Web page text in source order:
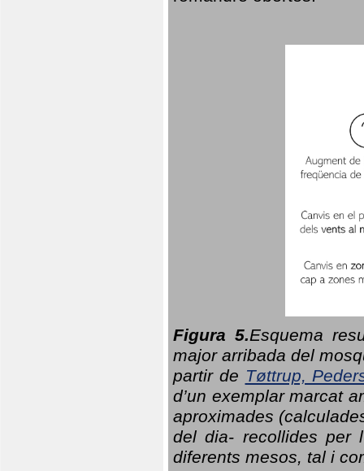
Figura 5.Esquema
major arribada del
partir de Tøttrup,
d’un exemplar marcat
aproximades
del dia- recollides per
diferents mesos, tal i